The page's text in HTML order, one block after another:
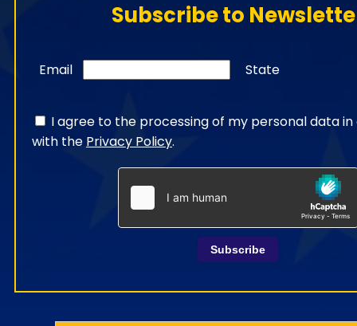
Subscribe to
Email State
I agree to the processing of my personal data
with the Privacy Policy.
Subscribe